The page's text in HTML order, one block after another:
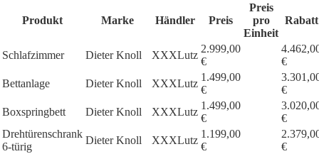
Produkt Marke Händler Preis
Preis
pro
Einheit
Rabatt
Schlafzimmer Dieter Knoll XXXLutz
2.999,00
€
€
Bettanlage
Dieter Knoll XXXLutz
1.499,00
€
€
Boxspringbett
Dieter Knoll XXXLutz
1.499,00
€
€
Drehtürenschrank
6-türig
Dieter Knoll XXXLutz
1.199,00
€
€